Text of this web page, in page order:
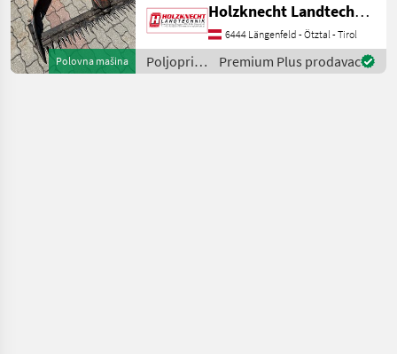
Polovna mašina
8 AS Maschine wie steht
Fingerbalken 1, 60m
Reservemesser Tip motora:
Benzin, , , Prstasta poluga
Holzknecht Landtechnik GmbH.
6444 Längenfeld - Ötztal - Tirol
Poljoprivredni
motorni
Premium Plus prodavac